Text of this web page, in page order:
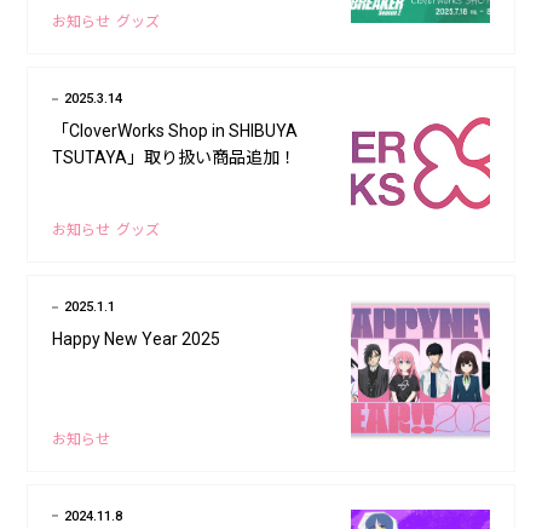
お知らせ グッズ
2025.3.14
「CloverWorks Shop in SHIBUYA
TSUTAYA」取り扱い商品追加！
お知らせ グッズ
2025.1.1
Happy New Year 2025
お知らせ
2024.11.8